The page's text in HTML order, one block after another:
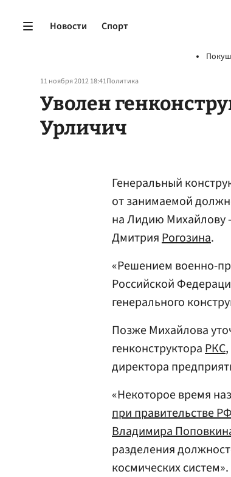
Новости Спорт
11 ноября 2012 18:41Политика
Уволен
Урличич
Генеральный
от занимаемой
на Лидию Михайлову
ДмитрияРогозина.
«Решением военно-
Российской
генерального
Позже Михайлова
генконструктораРКС
директора
«Некоторое время
при правительстве
Владимира
разделения
космических